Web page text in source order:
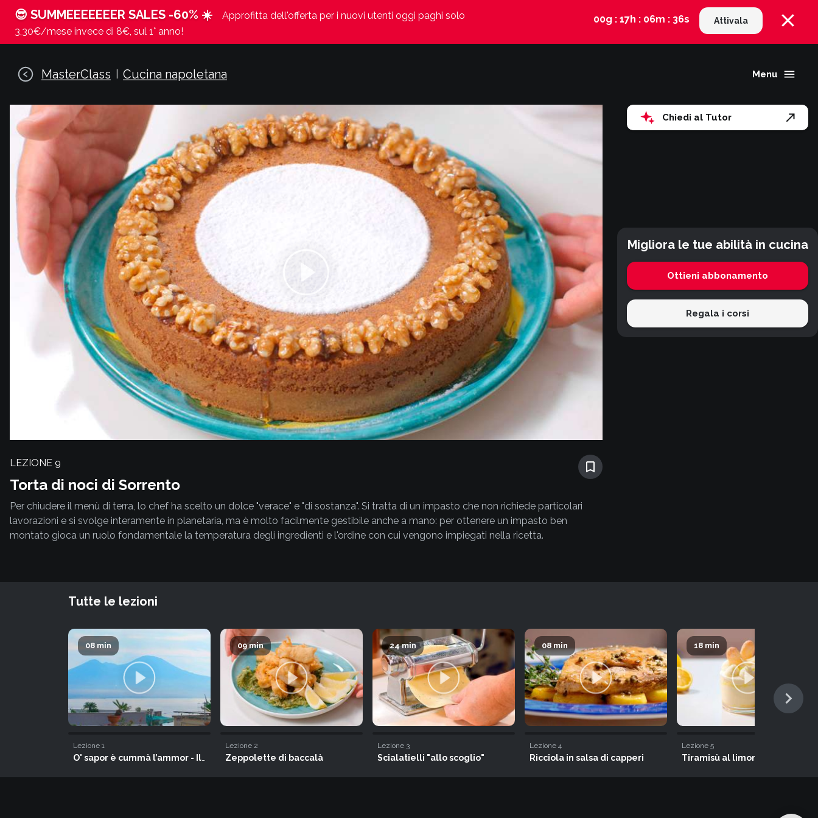
😎 SUMMEEEEEEER SALES -60% ☀️
Approfitta dell'offerta per i nuovi utenti oggi paghi solo
3,30€/mese invece di 8€, sul 1° anno!
00g : 17h : 06m : 36s Attivala
MasterClass Cucina napoletana Menu
LEZIONE 9
Torta di noci di Sorrento
Per chiudere il menù di terra, lo chef ha scelto un dolce "verace" e "di sostanza". Si tratta di un impasto che non richiede particolari
lavorazioni e si svolge interamente in planetaria, ma è molto facilmente gestibile anche a mano: per ottenere un impasto ben
montato gioca un ruolo fondamentale la temperatura degli ingredienti e l'ordine con cui vengono impiegati nella ricetta.
Chiedi al Tutor
Migliora le tue abilità in cucina
Ottieni abbonamento
Regala i corsi
Tutte le lezioni
08 min
Lezione 1
O' sapor è cummà l’ammor - Il sapore è come l'amore
09 min
Lezione 2
Zeppolette di baccalà
24 min
Lezione 3
Scialatielli "allo scoglio"
08 min
Lezione 4
Ricciola in salsa di capperi
18 min
Lezione 5
Tiramisù al limone di Amalfi